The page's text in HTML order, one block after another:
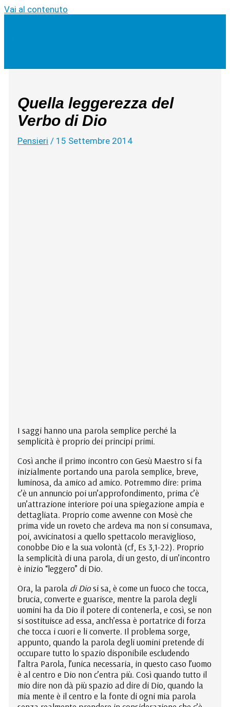
Vai al contenuto
Quella leggerezza del
Verbo di Dio
Pensieri / 15 Settembre 2014
I saggi hanno una parola semplice perché la
semplicità è proprio dei principi primi.
Così anche il primo incontro con Gesù Maestro si fa
inizialmente portando una parola semplice, breve,
luminosa, da amico ad amico. Potremmo dire: prima
c’è un annuncio poi un’approfondimento, prima c’è
un’attrazione interiore poi una spiegazione ampia e
dettagliata. Proprio come avvenne con Mosè che
prima vide un roveto che ardeva ma non si consumava,
poi, avvicinatosi a quello spettacolo meraviglioso,
conobbe Dio e la sua volontà (cf, Es 3,1-22). Proprio
la semplicità di una parola, di un gesto, di un’incontro
è inizio “leggero” di Dio.
Ora, la parola di Diosi sa, è come un fuoco che tocca,
brucia, converte e guarisce, mentre la parola degli
uomini ha da Dio il potere di contenerla, e così, se non
si sostituisce ad essa, anch’essa è portatrice di forza
che tocca i cuori e li converte. Il problema sorge,
appunto, quando la parola degli uomini pretende di
occupare tutto lo spazio disponibile escludendo
l’altra Parola, l’unica necessaria, in questo caso l’uomo
è al centro e Dio non c’entra più. Così quando tutto il
mio dire non dà più spazio ad dire di Dio, quando la
mia mente è il centro e la fonte di ogni mia parola